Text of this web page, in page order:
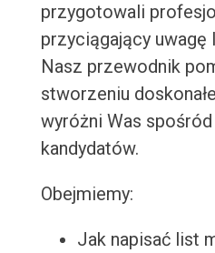
przygotowali
przyciągający uwagę
Nasz przewodnik
stworzeniu
wyróżni Was spośród
kandydatów.
Obejmiemy:
Jak napisać list